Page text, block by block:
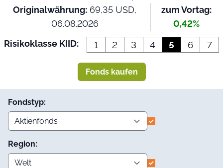
Originalwährung: 69,35 USD,
06.08.2026
zum Vortag:
0,42%
Risikoklasse KIID:
1 2 3 4 5 6 7
Fonds kaufen
Fondstyp:
Region: